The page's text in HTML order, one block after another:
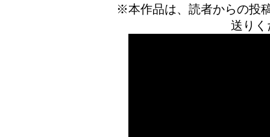
※本作品は、読者からの投
送り